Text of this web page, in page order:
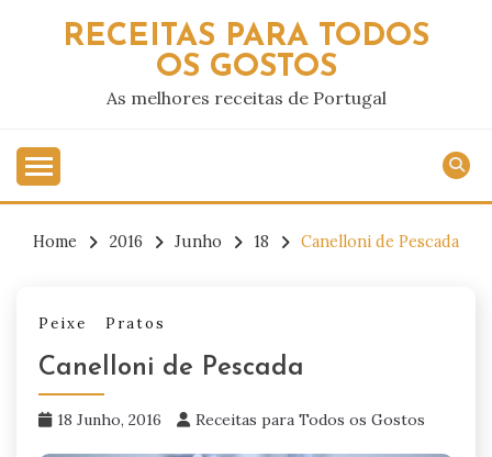
RECEITAS PARA TODOS
OS GOSTOS
As melhores receitas de Portugal
Home 2016 Junho 18 Canelloni de Pescada
Peixe Pratos
Canelloni de Pescada
18 Junho, 2016 Receitas para Todos os Gostos